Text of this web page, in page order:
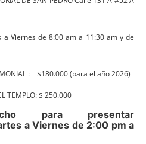
a Viernes de 8:00 am a 11:30 am y de
: $180.000 (para el año 2026)
TEMPLO: $ 250.000
para presentar
a Viernes de 2:00 pm a